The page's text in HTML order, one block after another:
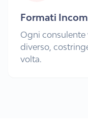
Formati
Ogni
diverso,
volta.